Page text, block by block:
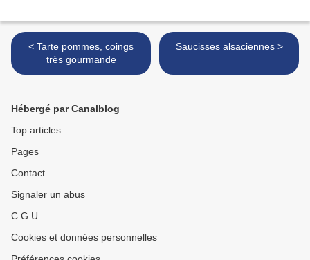
< Tarte pommes, coings
très gourmande
Saucisses alsaciennes >
Hébergé par Canalblog
Top articles
Pages
Contact
Signaler un abus
C.G.U.
Cookies et données personnelles